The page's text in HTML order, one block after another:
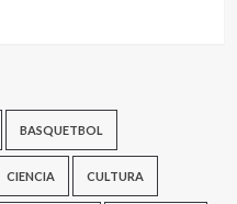
BASQUETBOL
CIENCIA CULTURA